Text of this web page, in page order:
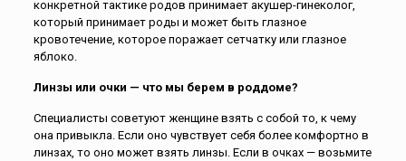
конкретной тактике родов принимает акушер-гинеколог,
который принимает роды и может быть глазное
кровотечение, которое поражает сетчатку или глазное
яблоко.
Линзы или очки — что мы берем в роддоме?
Специалисты советуют женщине взять с собой то, к чему
она привыкла. Если оно чувствует себя более комфортно в
линзах, то оно может взять линзы. Если в очках — возьмите